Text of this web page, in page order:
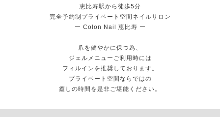
恵比寿駅から徒歩5分
完全予約制プライベート空間ネイルサロン
ー Colon Nail 恵比寿 ー
爪を健やかに保つ為、
ジェルメニューご利用時には
フィルインを推奨しております。
プライベート空間ならではの
癒しの時間を是非ご堪能ください。